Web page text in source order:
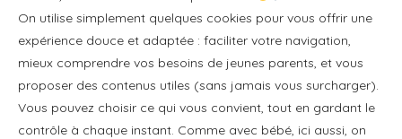
On utilise simplement quelques cookies pour vous offrir une
expérience douce et adaptée : faciliter votre navigation,
mieux comprendre vos besoins de jeunes parents, et vous
proposer des contenus utiles (sans jamais vous surcharger).
Vous pouvez choisir ce qui vous convient, tout en gardant le
contrôle à chaque instant. Comme avec bébé, ici aussi, on
À propos
Plan du site
Tous les articles